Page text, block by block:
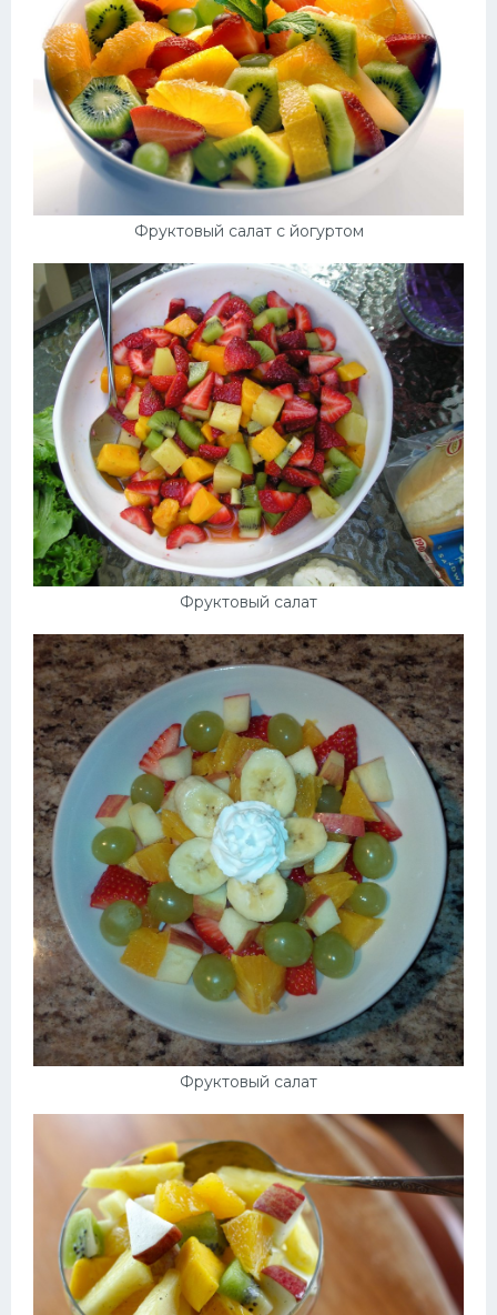
Фруктовый салат с йогуртом
Фруктовый салат
Фруктовый салат